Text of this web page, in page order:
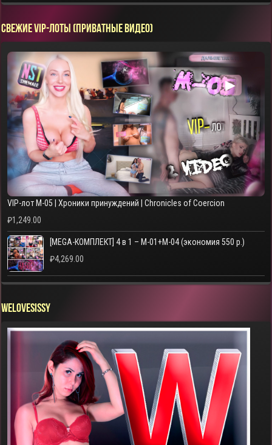
СВЕЖИЕ VIP-ЛОТЫ (ПРИВАТНЫЕ ВИДЕО)
▶
VIP-лот M-05 | Хроники принуждений | Chronicles of Coercion
₽1,249.00
[MEGA-КОМПЛЕКТ] 4 в 1 – M-01+M-04 (экономия 550 р.)
₽4,269.00
WELOVESISSY